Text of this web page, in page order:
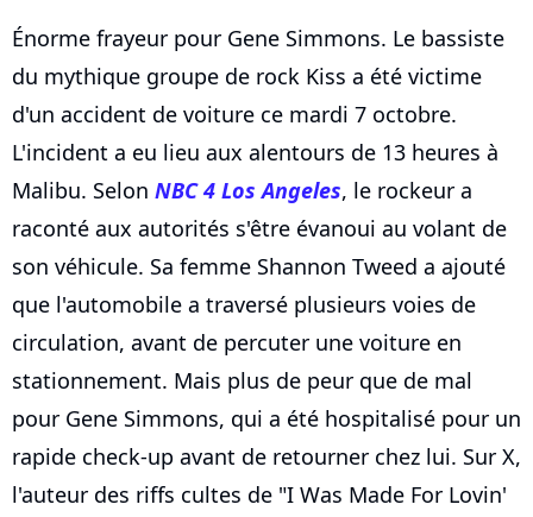
Énorme frayeur pour Gene Simmons. Le bassiste
du mythique groupe de rock Kiss a été victime
d'un accident de voiture ce mardi 7 octobre.
L'incident a eu lieu aux alentours de 13 heures à
Malibu. Selon NBC 4 Los Angeles, le rockeur a
raconté aux autorités s'être évanoui au volant de
son véhicule. Sa femme Shannon Tweed a ajouté
que l'automobile a traversé plusieurs voies de
circulation, avant de percuter une voiture en
stationnement. Mais plus de peur que de mal
pour Gene Simmons, qui a été hospitalisé pour un
rapide check-up avant de retourner chez lui. Sur X,
l'auteur des riffs cultes de "I Was Made For Lovin'